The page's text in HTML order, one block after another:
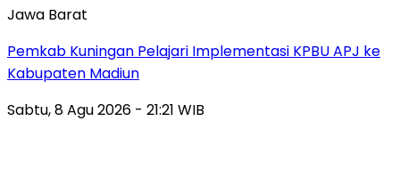
Jawa Barat
Pemkab Kuningan Pelajari Implementasi KPBU APJ ke
Kabupaten Madiun
Sabtu, 8 Agu 2026 - 21:21 WIB